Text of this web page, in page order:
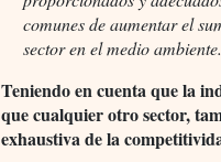
comunes de aumentar el
sector en el medio ambiente.
Teniendo en cuenta que la
que cualquier otro sector,
exhaustiva de la